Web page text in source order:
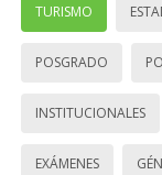
TURISMO
POSGRADO
INSTITUCIONALES
EXÁMENES